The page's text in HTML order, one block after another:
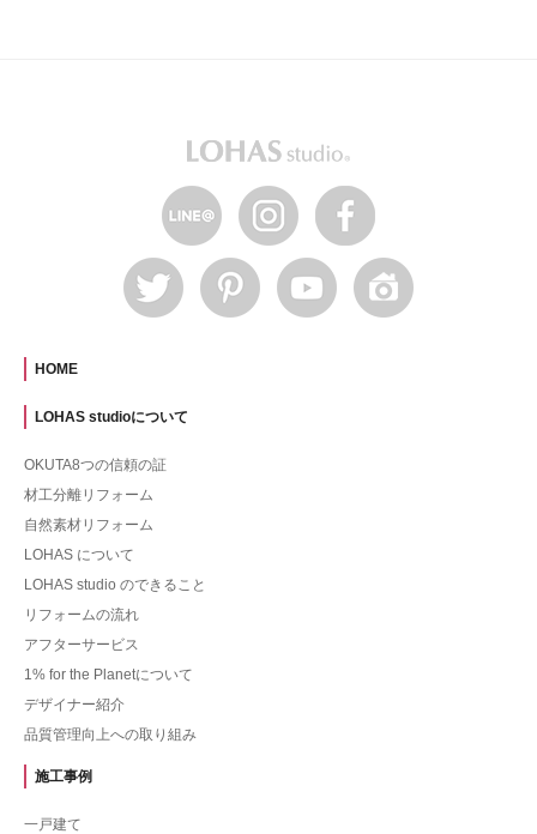
HOME
LOHAS studioについて
OKUTA8つの信頼の証
材工分離リフォーム
自然素材リフォーム
LOHAS について
LOHAS studio のできること
リフォームの流れ
アフターサービス
1% for the Planetについて
デザイナー紹介
品質管理向上への取り組み
施工事例
一戸建て